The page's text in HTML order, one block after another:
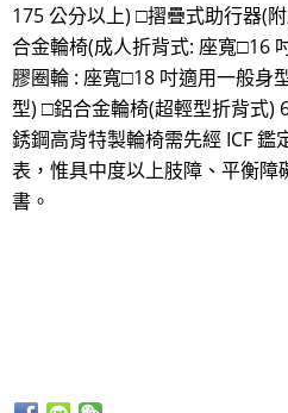
175 公分以上) □摺疊式助行器(
合金輪椅(成人折背式: 座寬□16
膠圈輪 : 座寬□18 吋適用一般身
型) □鋁合金輪椅(超輕型折背式)
銹鋼高背特製輪椅需先經 ICF 鑑
表，惟具中度以上肢障、平衡障
書。